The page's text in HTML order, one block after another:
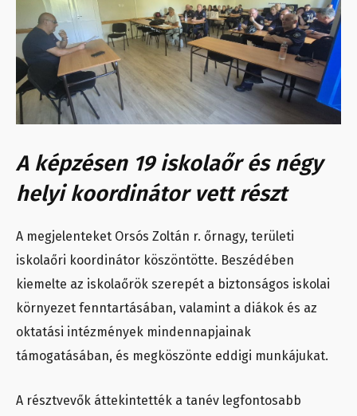
A képzésen 19 iskolaőr és négy
helyi koordinátor vett részt
A megjelenteket Orsós Zoltán r. őrnagy, területi
iskolaőri koordinátor köszöntötte. Beszédében
kiemelte az iskolaőrök szerepét a biztonságos iskolai
környezet fenntartásában, valamint a diákok és az
oktatási intézmények mindennapjainak
támogatásában, és megköszönte eddigi munkájukat.
A résztvevők áttekintették a tanév legfontosabb